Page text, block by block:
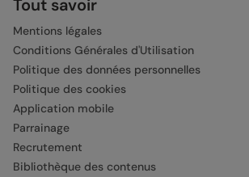
Tout savoir
Mentions légales
Conditions Générales d'Utilisation
Politique des données personnelles
Politique des cookies
Application mobile
Parrainage
Recrutement
Bibliothèque des contenus